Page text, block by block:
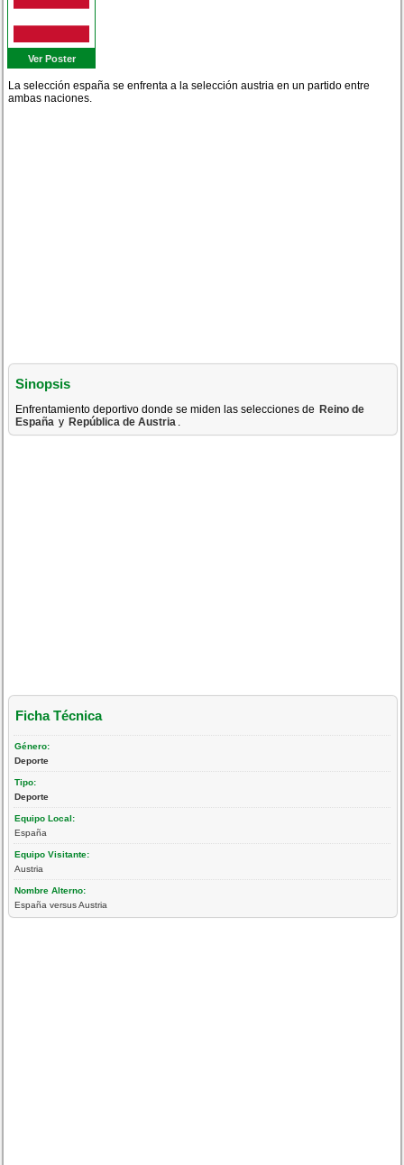
Ver Poster
La selección españa se enfrenta a la selección austria en un partido entre
ambas naciones.
Sinopsis
Enfrentamiento deportivo donde se miden las selecciones de Reino de
España y República de Austria .
Ficha Técnica
Género:
Deporte
Tipo:
Deporte
Equipo Local:
España
Equipo Visitante:
Austria
Nombre Alterno:
España versus Austria